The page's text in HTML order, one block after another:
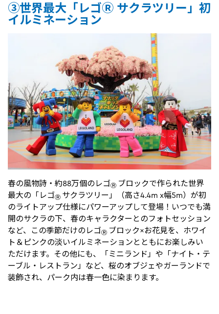
③世界最大「レゴⓇ サクラツリー」初
イルミネーション
春の風物詩・約88万個のレゴⓇ ブロックで作られた世界
最大の「レゴⓇ サクラツリー」（高さ4.4m x幅5m）が初
のライトアップ仕様にパワーアップして登場！いつでも満
開のサクラの下、春のキャラクターとのフォトセッション
など、この季節だけのレゴⓇ ブロック×お花見を、ホワイ
ト＆ピンクの淡いイルミネーションとともにお楽しみい
ただけます。その他にも、「ミニランド」や「ナイト・テ
ーブル・レストラン」など、桜のオブジェやガーランドで
装飾され、パーク内は春一色に染まります。